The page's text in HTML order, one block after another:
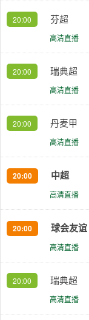
20:00 芬超
高清直播
20:00 瑞典超
高清直播
20:00 丹麦甲
高清直播
20:00 中超
高清直播
20:00 球会友谊
高清直播
20:00 瑞典超
高清直播